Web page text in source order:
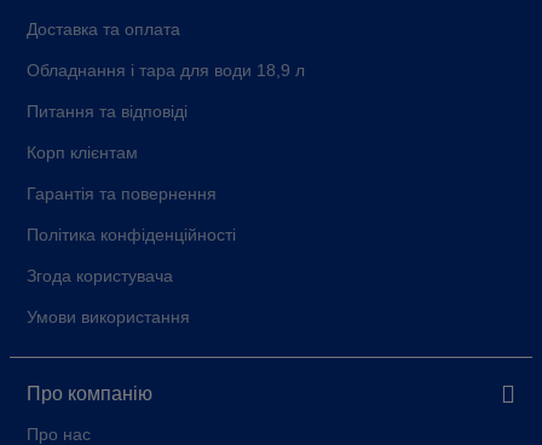
Доставка та оплата
Обладнання і тара для води 18,9 л
Питання та відповіді
Корп клієнтам
Гарантія та повернення
Політика конфіденційності
Згода користувача
Умови використання
Про компанію
Про нас